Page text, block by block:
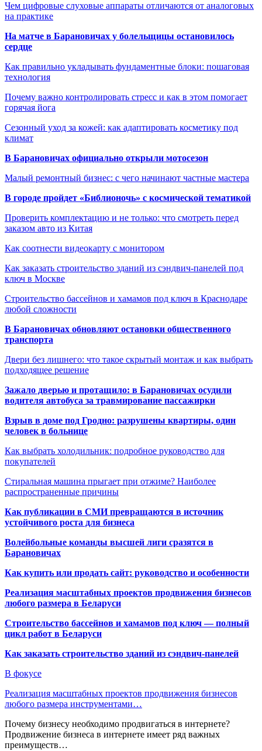
Чем цифровые слуховые аппараты отличаются от аналоговых
на практике
На матче в Барановичах у болельщицы остановилось
сердце
Как правильно укладывать фундаментные блоки: пошаговая
технология
Почему важно контролировать стресс и как в этом помогает
горячая йога
Сезонный уход за кожей: как адаптировать косметику под
климат
В Барановичах официально открыли мотосезон
Малый ремонтный бизнес: с чего начинают частные мастера
В городе пройдет «Библионочь» с космической тематикой
Проверить комплектацию и не только: что смотреть перед
заказом авто из Китая
Как соотнести видеокарту с монитором
Как заказать строительство зданий из сэндвич-панелей под
ключ в Москве
Строительство бассейнов и хамамов под ключ в Краснодаре
любой сложности
В Барановичах обновляют остановки общественного
транспорта
Двери без лишнего: что такое скрытый монтаж и как выбрать
подходящее решение
Зажало дверью и протащило: в Барановичах осудили
водителя автобуса за травмирование пассажирки
Взрыв в доме под Гродно: разрушены квартиры, один
человек в больнице
Как выбрать холодильник: подробное руководство для
покупателей
Стиральная машина прыгает при отжиме? Наиболее
распространенные причины
Как публикации в СМИ превращаются в источник
устойчивого роста для бизнеса
Волейбольные команды высшей лиги сразятся в
Барановичах
Как купить или продать сайт: руководство и особенности
Реализация масштабных проектов продвижения бизнесов
любого размера в Беларуси
Строительство бассейнов и хамамов под ключ — полный
цикл работ в Беларуси
Как заказать строительство зданий из сэндвич-панелей
В фокусе
Реализация масштабных проектов продвижения бизнесов
любого размера инструментами…
Почему бизнесу необходимо продвигаться в интернете?
Продвижение бизнеса в интернете имеет ряд важных
преимуществ…